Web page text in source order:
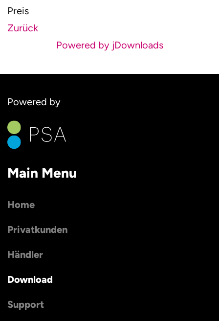
Preis
Zurück
Powered by jDownloads
Powered by
Main Menu
Home
Privatkunden
Händler
Download
Support